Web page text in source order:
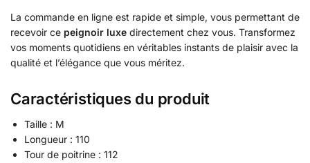
La commande en ligne est rapide et simple, vous permettant de
recevoir ce peignoir luxe directement chez vous. Transformez
vos moments quotidiens en véritables instants de plaisir avec la
qualité et l’élégance que vous méritez.
Caractéristiques du produit
Taille : M
Longueur : 110
Tour de poitrine : 112